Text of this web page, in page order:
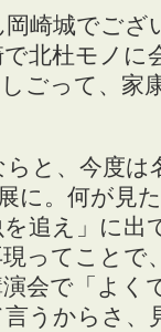
崎城でござ
北杜モノに
ごって、家
と、今度は
に。何が見
追え」に出
ってことで
会で「よく
うからさ、